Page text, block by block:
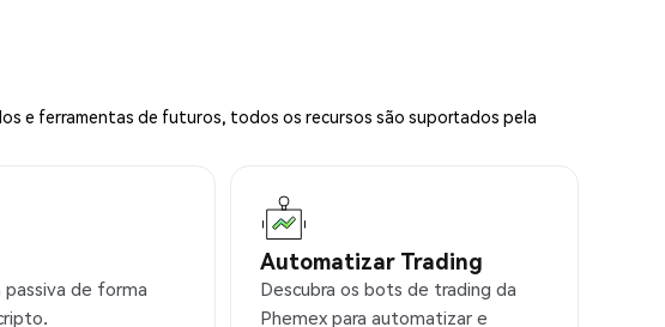
e ferramentas de futuros, todos os recursos são suportados pela
passiva de forma
Automatizar Trading
Descubra os bots de trading da
Phemex para automatizar e